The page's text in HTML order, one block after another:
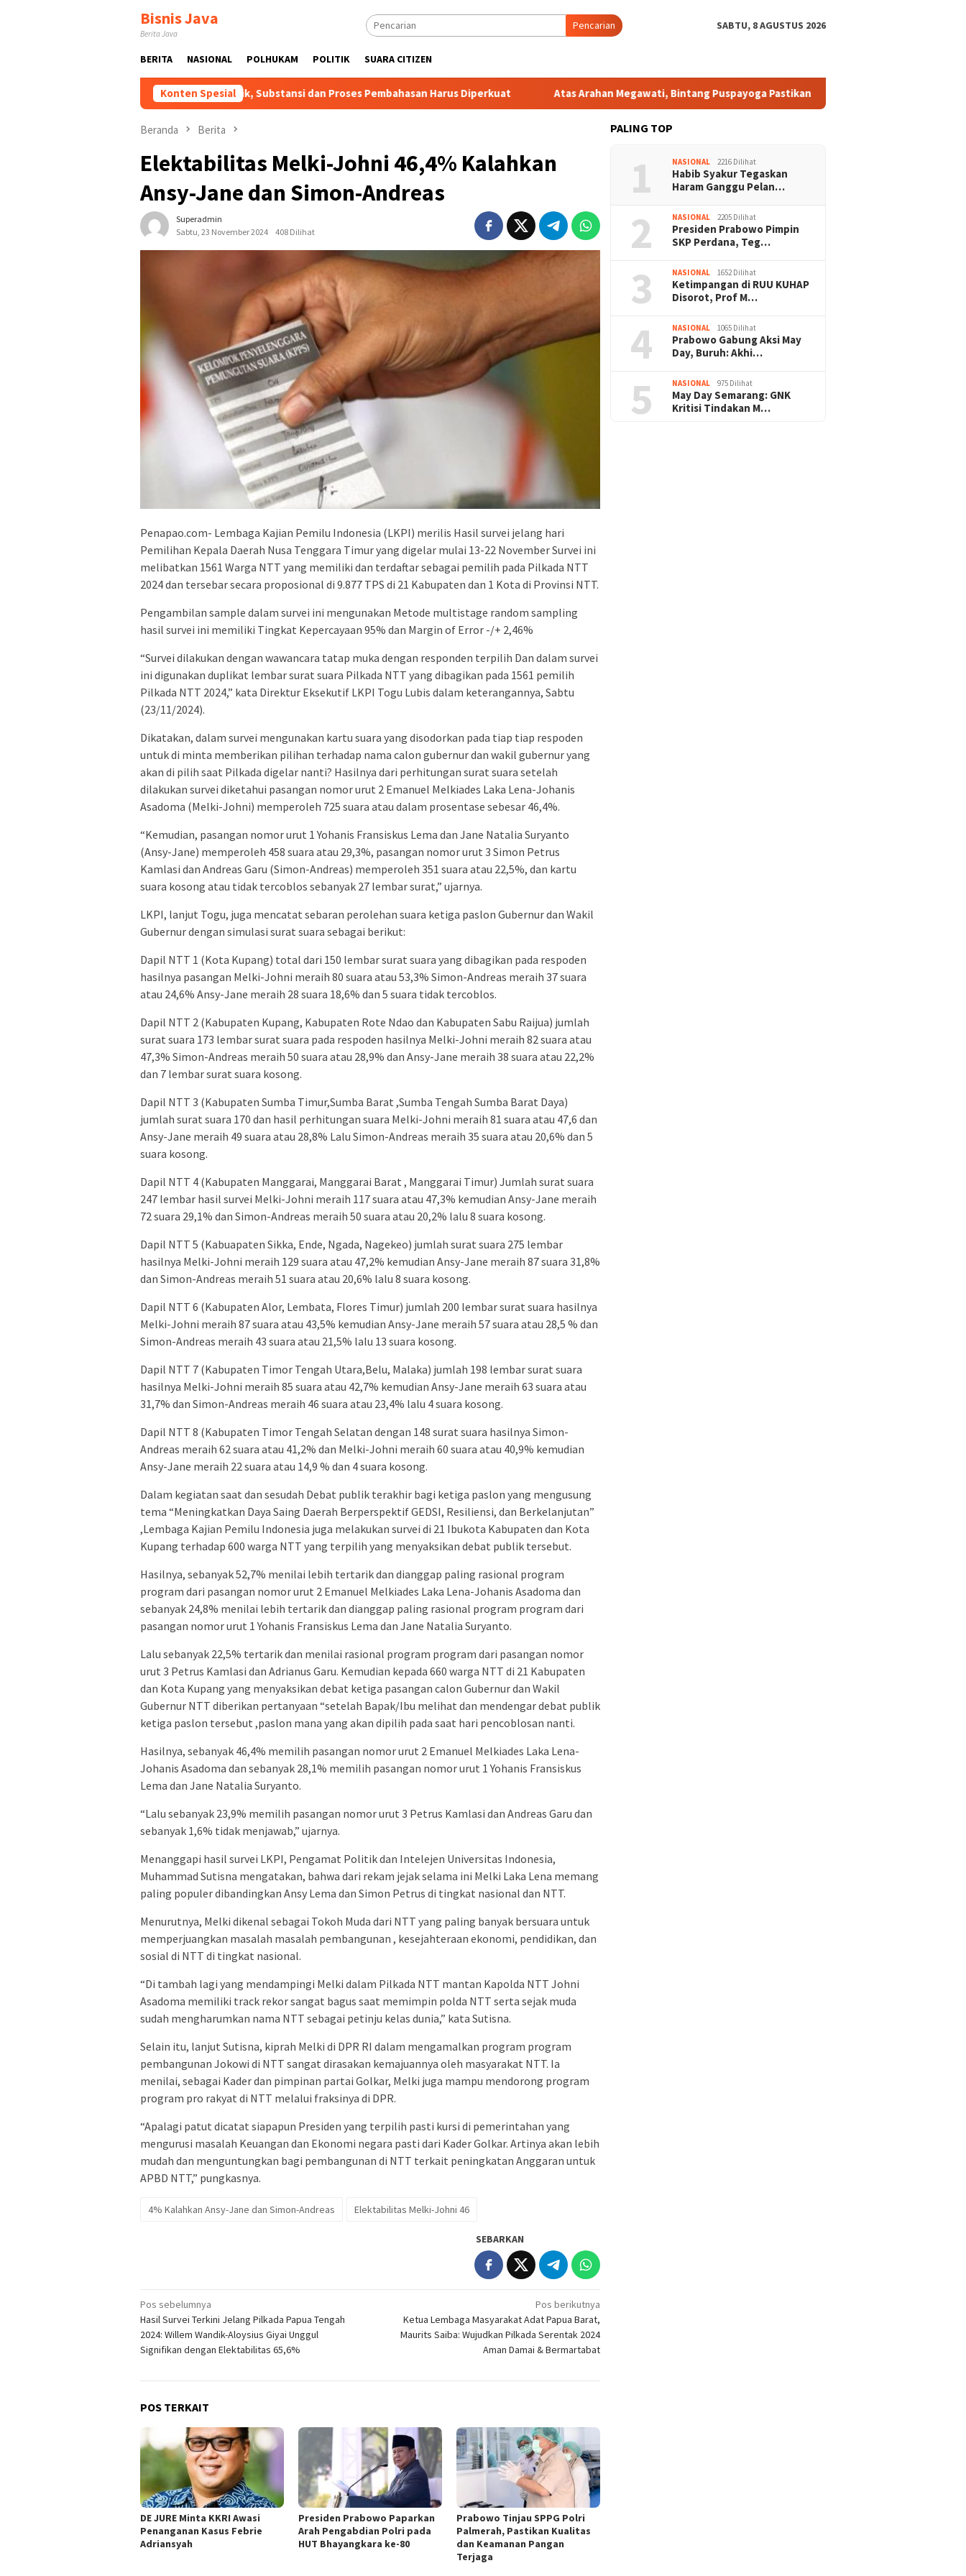
Bisnis Java
Berita Java
Pencarian SABTU, 8 AGUSTUS 2026
BERITA NASIONAL POLHUKAM POLITIK SUARA CITIZEN
Konten Spesial
RUU HAM Perlu Dukungan Publik, Substansi dan Proses Pembahasan Harus Diperkuat Atas Arahan Megawati, Bintang Puspayoga Pastikan Bang Jali Terus Dikawal dan Dikembangkan
Beranda Berita
Elektabilitas Melki-Johni 46,4% Kalahkan
Ansy-Jane dan Simon-Andreas
Superadmin
Sabtu, 23 November 2024
408 Dilihat
Penapao.com- Lembaga Kajian Pemilu Indonesia (LKPI) merilis Hasil survei jelang hari
Pemilihan Kepala Daerah Nusa Tenggara Timur yang digelar mulai 13-22 November Survei ini
melibatkan 1561 Warga NTT yang memiliki dan terdaftar sebagai pemilih pada Pilkada NTT
2024 dan tersebar secara proposional di 9.877 TPS di 21 Kabupaten dan 1 Kota di Provinsi NTT.
Pengambilan sample dalam survei ini mengunakan Metode multistage random sampling
hasil survei ini memiliki Tingkat Kepercayaan 95% dan Margin of Error -/+ 2,46%
“Survei dilakukan dengan wawancara tatap muka dengan responden terpilih Dan dalam survei
ini digunakan duplikat lembar surat suara Pilkada NTT yang dibagikan pada 1561 pemilih
Pilkada NTT 2024,” kata Direktur Eksekutif LKPI Togu Lubis dalam keterangannya, Sabtu
(23/11/2024).
Dikatakan, dalam survei mengunakan kartu suara yang disodorkan pada tiap tiap respoden
untuk di minta memberikan pilihan terhadap nama calon gubernur dan wakil gubernur yang
akan di pilih saat Pilkada digelar nanti? Hasilnya dari perhitungan surat suara setelah
dilakukan survei diketahui pasangan nomor urut 2 Emanuel Melkiades Laka Lena-Johanis
Asadoma (Melki-Johni) memperoleh 725 suara atau dalam prosentase sebesar 46,4%.
“Kemudian, pasangan nomor urut 1 Yohanis Fransiskus Lema dan Jane Natalia Suryanto
(Ansy-Jane) memperoleh 458 suara atau 29,3%, pasangan nomor urut 3 Simon Petrus
Kamlasi dan Andreas Garu (Simon-Andreas) memperoleh 351 suara atau 22,5%, dan kartu
suara kosong atau tidak tercoblos sebanyak 27 lembar surat,” ujarnya.
LKPI, lanjut Togu, juga mencatat sebaran perolehan suara ketiga paslon Gubernur dan Wakil
Gubernur dengan simulasi surat suara sebagai berikut:
Dapil NTT 1 (Kota Kupang) total dari 150 lembar surat suara yang dibagikan pada respoden
hasilnya pasangan Melki-Johni meraih 80 suara atau 53,3% Simon-Andreas meraih 37 suara
atau 24,6% Ansy-Jane meraih 28 suara 18,6% dan 5 suara tidak tercoblos.
Dapil NTT 2 (Kabupaten Kupang, Kabupaten Rote Ndao dan Kabupaten Sabu Raijua) jumlah
surat suara 173 lembar surat suara pada respoden hasilnya Melki-Johni meraih 82 suara atau
47,3% Simon-Andreas meraih 50 suara atau 28,9% dan Ansy-Jane meraih 38 suara atau 22,2%
dan 7 lembar surat suara kosong.
Dapil NTT 3 (Kabupaten Sumba Timur,Sumba Barat ,Sumba Tengah Sumba Barat Daya)
jumlah surat suara 170 dan hasil perhitungan suara Melki-Johni meraih 81 suara atau 47,6 dan
Ansy-Jane meraih 49 suara atau 28,8% Lalu Simon-Andreas meraih 35 suara atau 20,6% dan 5
suara kosong.
Dapil NTT 4 (Kabupaten Manggarai, Manggarai Barat , Manggarai Timur) Jumlah surat suara
247 lembar hasil survei Melki-Johni meraih 117 suara atau 47,3% kemudian Ansy-Jane meraih
72 suara 29,1% dan Simon-Andreas meraih 50 suara atau 20,2% lalu 8 suara kosong.
Dapil NTT 5 (Kabuapaten Sikka, Ende, Ngada, Nagekeo) jumlah surat suara 275 lembar
hasilnya Melki-Johni meraih 129 suara atau 47,2% kemudian Ansy-Jane meraih 87 suara 31,8%
dan Simon-Andreas meraih 51 suara atau 20,6% lalu 8 suara kosong.
Dapil NTT 6 (Kabupaten Alor, Lembata, Flores Timur) jumlah 200 lembar surat suara hasilnya
Melki-Johni meraih 87 suara atau 43,5% kemudian Ansy-Jane meraih 57 suara atau 28,5 % dan
Simon-Andreas meraih 43 suara atau 21,5% lalu 13 suara kosong.
Dapil NTT 7 (Kabupaten Timor Tengah Utara,Belu, Malaka) jumlah 198 lembar surat suara
hasilnya Melki-Johni meraih 85 suara atau 42,7% kemudian Ansy-Jane meraih 63 suara atau
31,7% dan Simon-Andreas meraih 46 suara atau 23,4% lalu 4 suara kosong.
Dapil NTT 8 (Kabupaten Timor Tengah Selatan dengan 148 surat suara hasilnya Simon-
Andreas meraih 62 suara atau 41,2% dan Melki-Johni meraih 60 suara atau 40,9% kemudian
Ansy-Jane meraih 22 suara atau 14,9 % dan 4 suara kosong.
Dalam kegiatan saat dan sesudah Debat publik terakhir bagi ketiga paslon yang mengusung
tema “Meningkatkan Daya Saing Daerah Berperspektif GEDSI, Resiliensi, dan Berkelanjutan”
,Lembaga Kajian Pemilu Indonesia juga melakukan survei di 21 Ibukota Kabupaten dan Kota
Kupang terhadap 600 warga NTT yang terpilih yang menyaksikan debat publik tersebut.
Hasilnya, sebanyak 52,7% menilai lebih tertarik dan dianggap paling rasional program
program dari pasangan nomor urut 2 Emanuel Melkiades Laka Lena-Johanis Asadoma dan
sebanyak 24,8% menilai lebih tertarik dan dianggap paling rasional program program dari
pasangan nomor urut 1 Yohanis Fransiskus Lema dan Jane Natalia Suryanto.
Lalu sebanyak 22,5% tertarik dan menilai rasional program program dari pasangan nomor
urut 3 Petrus Kamlasi dan Adrianus Garu. Kemudian kepada 660 warga NTT di 21 Kabupaten
dan Kota Kupang yang menyaksikan debat ketiga pasangan calon Gubernur dan Wakil
Gubernur NTT diberikan pertanyaan “setelah Bapak/Ibu melihat dan mendengar debat publik
ketiga paslon tersebut ,paslon mana yang akan dipilih pada saat hari pencoblosan nanti.
Hasilnya, sebanyak 46,4% memilih pasangan nomor urut 2 Emanuel Melkiades Laka Lena-
Johanis Asadoma dan sebanyak 28,1% memilih pasangan nomor urut 1 Yohanis Fransiskus
Lema dan Jane Natalia Suryanto.
“Lalu sebanyak 23,9% memilih pasangan nomor urut 3 Petrus Kamlasi dan Andreas Garu dan
sebanyak 1,6% tidak menjawab,” ujarnya.
Menanggapi hasil survei LKPI, Pengamat Politik dan Intelejen Universitas Indonesia,
Muhammad Sutisna mengatakan, bahwa dari rekam jejak selama ini Melki Laka Lena memang
paling populer dibandingkan Ansy Lema dan Simon Petrus di tingkat nasional dan NTT.
Menurutnya, Melki dikenal sebagai Tokoh Muda dari NTT yang paling banyak bersuara untuk
memperjuangkan masalah masalah pembangunan , kesejahteraan ekonomi, pendidikan, dan
sosial di NTT di tingkat nasional.
“Di tambah lagi yang mendampingi Melki dalam Pilkada NTT mantan Kapolda NTT Johni
Asadoma memiliki track rekor sangat bagus saat memimpin polda NTT serta sejak muda
sudah mengharumkan nama NTT sebagai petinju kelas dunia,” kata Sutisna.
Selain itu, lanjut Sutisna, kiprah Melki di DPR RI dalam mengamalkan program program
pembangunan Jokowi di NTT sangat dirasakan kemajuannya oleh masyarakat NTT. Ia
menilai, sebagai Kader dan pimpinan partai Golkar, Melki juga mampu mendorong program
program pro rakyat di NTT melalui fraksinya di DPR.
“Apalagi patut dicatat siapapun Presiden yang terpilih pasti kursi di pemerintahan yang
mengurusi masalah Keuangan dan Ekonomi negara pasti dari Kader Golkar. Artinya akan lebih
mudah dan menguntungkan bagi pembangunan di NTT terkait peningkatan Anggaran untuk
APBD NTT,” pungkasnya.
4% Kalahkan Ansy-Jane dan Simon-Andreas Elektabilitas Melki-Johni 46
SEBARKAN
Navigasi
pos
Pos sebelumnya
Hasil Survei Terkini Jelang Pilkada Papua Tengah
2024: Willem Wandik-Aloysius Giyai Unggul
Signifikan dengan Elektabilitas 65,6%
Pos berikutnya
Ketua Lembaga Masyarakat Adat Papua Barat,
Maurits Saiba: Wujudkan Pilkada Serentak 2024
Aman Damai & Bermartabat
POS TERKAIT
DE JURE Minta KKRI Awasi
Penanganan Kasus Febrie
Adriansyah
Presiden Prabowo Paparkan
Arah Pengabdian Polri pada
HUT Bhayangkara ke-80
Prabowo Tinjau SPPG Polri
Palmerah, Pastikan Kualitas
dan Keamanan Pangan
Terjaga
PALING TOP
1 NASIONAL 2216 Dilihat
Habib Syakur Tegaskan
Haram Ganggu Pelan…
2 NASIONAL 2205 Dilihat
Presiden Prabowo Pimpin
SKP Perdana, Teg…
3 NASIONAL 1652 Dilihat
Ketimpangan di RUU KUHAP
Disorot, Prof M…
4 NASIONAL 1065 Dilihat
Prabowo Gabung Aksi May
Day, Buruh: Akhi…
5 NASIONAL 975 Dilihat
May Day Semarang: GNK
Kritisi Tindakan M…